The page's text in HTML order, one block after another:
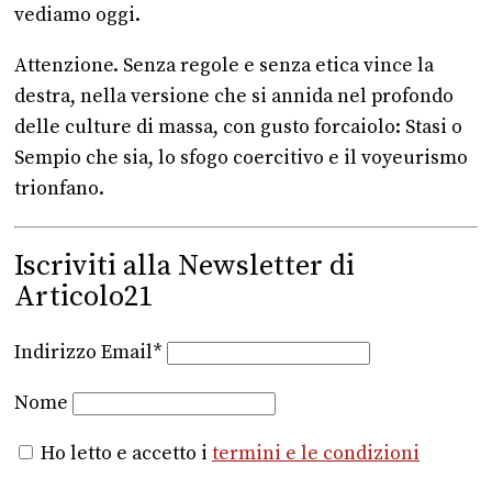
vediamo oggi.
Attenzione. Senza regole e senza etica vince la
destra, nella versione che si annida nel profondo
delle culture di massa, con gusto forcaiolo: Stasi o
Sempio che sia, lo sfogo coercitivo e il voyeurismo
trionfano.
Iscriviti alla Newsletter di
Articolo21
Indirizzo Email*
Nome
Ho letto e accetto i termini e le condizioni